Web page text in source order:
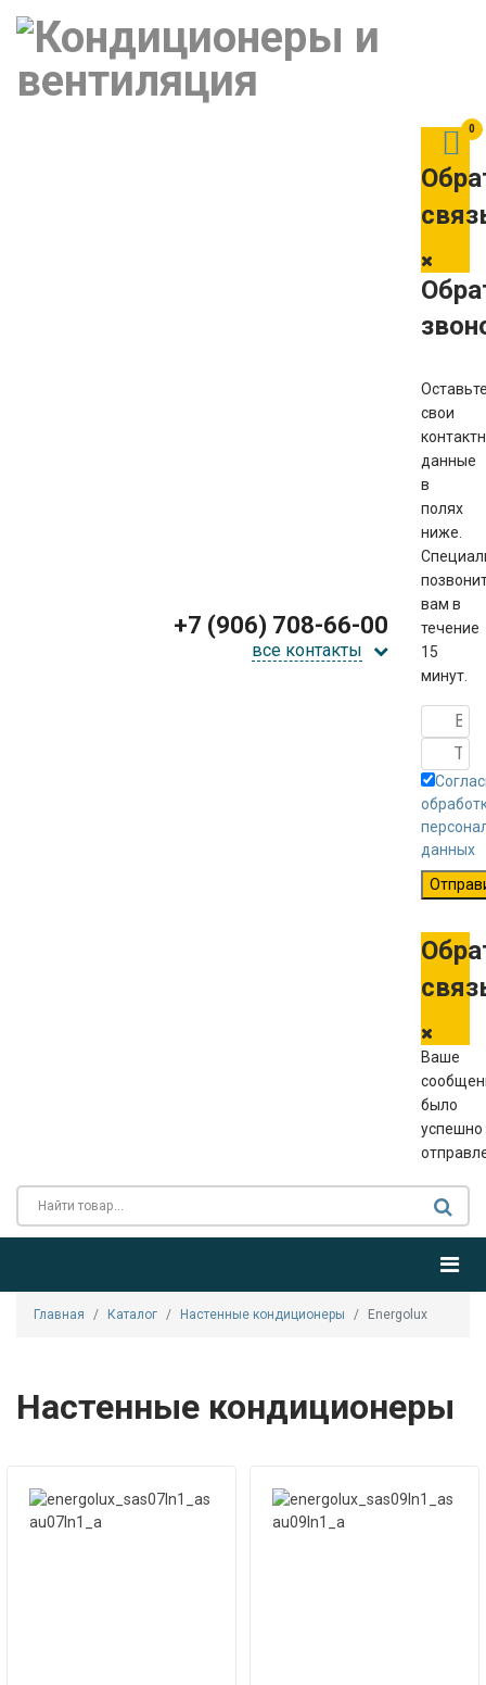
+7 (906) 708-66-00
все контакты
0
свои
данные
в
полях
ниже.
вам в
течение
15
минут.
данных
Ваше
было
успешно
Главная Каталог Настенные кондиционеры Energolux
Настенные кондиционеры